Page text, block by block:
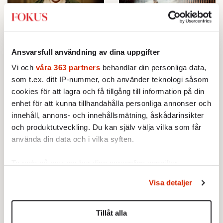
Ansvarsfull användning av dina uppgifter
Vi och våra 363 partners behandlar din personliga data,
som t.ex. ditt IP-nummer, och använder teknologi såsom
cookies för att lagra och få tillgång till information på din
enhet för att kunna tillhandahålla personliga annonser och
innehåll, annons- och innehållsmätning, åskådarinsikter
och produktutveckling. Du kan själv välja vilka som får
använda din data och i vilka syften.
Du kan ändra eller dra tillbaka ditt samtycke när som
helst från cookie-förklaringen.
Visa detaljer
Tillåt alla
KULTUR
Love Antell tycker att svensk
rocklyrik är reaktionär. Han
vill göra musik om samhällets
skamfläckar.
Banden till USA stärks
landets högsta domare
återinsatts – och en ny dörr
till USA öppnats.
VECKANS FOKUS
Abed från Pakistan körde en
19 MARS 2009
Kostnaderna ökar inom
rättssystemet och de närmaste